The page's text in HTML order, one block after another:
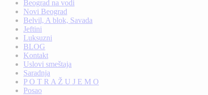
Beograd na vodi
Novi Beograd
Belvil, A blok, Savada
Jeftini
Luksuzni
BLOG
Kontakt
Uslovi smeštaja
Saradnja
P O T R A Ž U J E M O
Posao